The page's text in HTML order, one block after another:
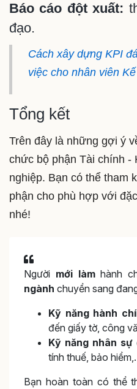
Báo cáo đột xuất:
đạo.
Cách xây dựng KPI
việc cho nhân viên
Tổng kết
Trên đây là những gợi ý
chức bộ phận Tài chính -
nghiệp. Bạn có thể tham
phận cho phù hợp với
nhé!
Người mới làmhành
ngành chuyển sang
Kỹ năng hành
đến giấy tờ, công
Kỹ năng nhân sự
tính thuế, bảo
Bạn hoàn toàn có thể